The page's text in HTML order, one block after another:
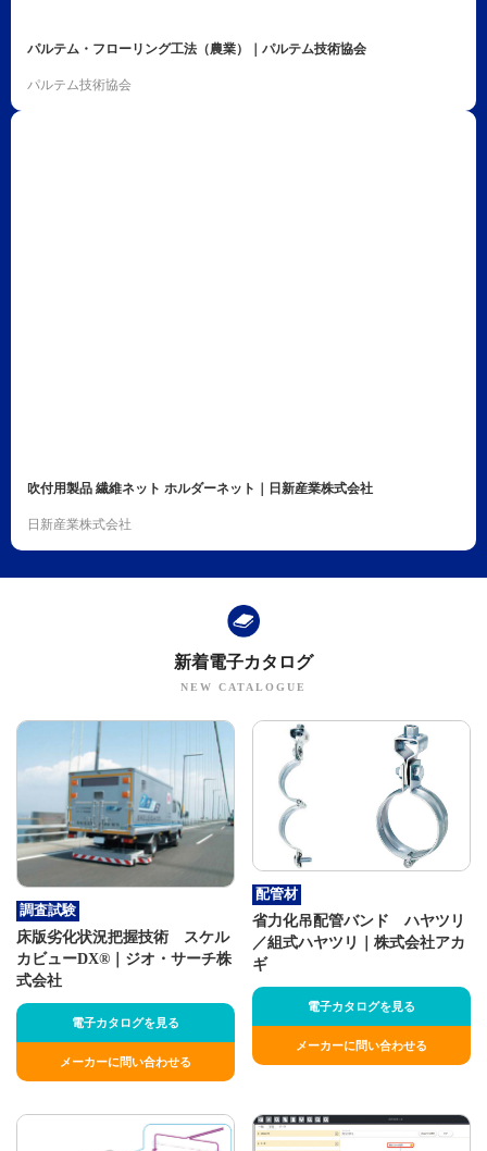
パルテム・フローリング工法（農業）｜パルテム技術協会
パルテム技術協会
吹付用製品 繊維ネット ホルダーネット｜日新産業株式会社
日新産業株式会社
新着電子カタログ
調査試験
床版劣化状況把握技術 スケル
カビューDX®｜ジオ・サーチ株
式会社
電子カタログを見る
メーカーに問い合わせる
配管材
省力化吊配管バンド ハヤツリ
／組式ハヤツリ｜株式会社アカ
ギ
電子カタログを見る
メーカーに問い合わせる